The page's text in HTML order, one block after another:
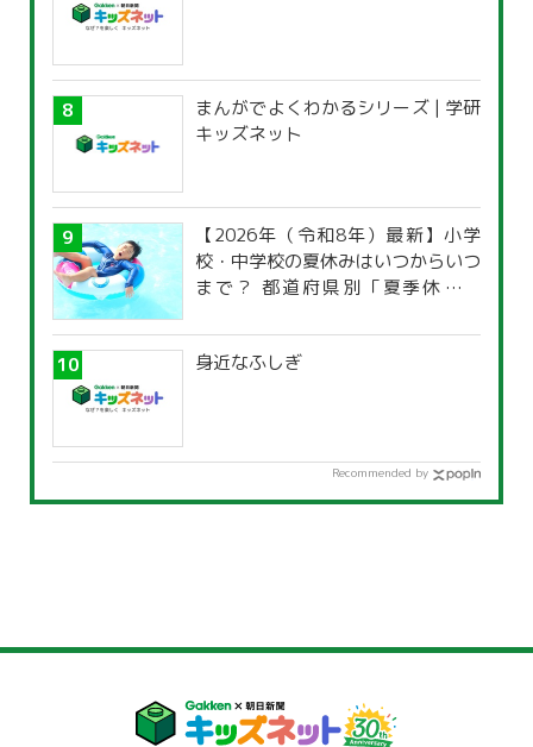
まんがでよくわかるシリーズ | 学研
キッズネット
【2026年（令和8年）最新】小学
校・中学校の夏休みはいつからいつ
まで？ 都道府県別「夏季休暇一
身近なふしぎ
Recommended by